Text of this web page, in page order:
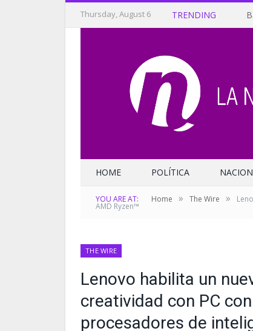
Thursday, August 6 TRENDING
HOME POLÍTICA
YOU ARE AT: Home » The Wire »
AMD Ryzen™
THE WIRE
Lenovo habilita un
creatividad con PC
procesadores de